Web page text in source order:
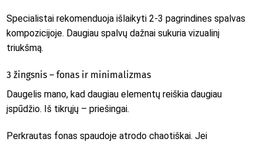
Specialistai rekomenduoja išlaikyti 2-3 pagrindines spalvas
kompozicijoje. Daugiau spalvų dažnai sukuria vizualinį
triukšmą.
3 žingsnis – fonas ir minimalizmas
Daugelis mano, kad daugiau elementų reiškia daugiau
įspūdžio. Iš tikrųjų – priešingai.
Perkrautas fonas spaudoje atrodo chaotiškai. Jei